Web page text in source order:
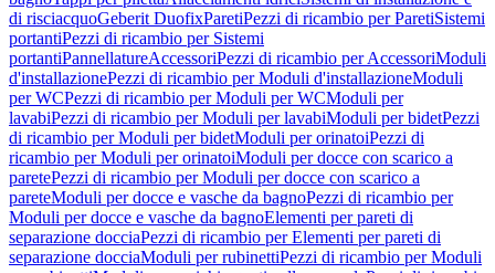
di risciacquoGeberit DuofixParetiPezzi di ricambio per ParetiSistemi
portantiPezzi di ricambio per Sistemi
portantiPannellatureAccessoriPezzi di ricambio per AccessoriModuli
d'installazionePezzi di ricambio per Moduli d'installazioneModuli
per WCPezzi di ricambio per Moduli per WCModuli per
lavabiPezzi di ricambio per Moduli per lavabiModuli per bidetPezzi
di ricambio per Moduli per bidetModuli per orinatoiPezzi di
ricambio per Moduli per orinatoiModuli per docce con scarico a
paretePezzi di ricambio per Moduli per docce con scarico a
pareteModuli per docce e vasche da bagnoPezzi di ricambio per
Moduli per docce e vasche da bagnoElementi per pareti di
separazione docciaPezzi di ricambio per Elementi per pareti di
separazione docciaModuli per rubinettiPezzi di ricambio per Moduli